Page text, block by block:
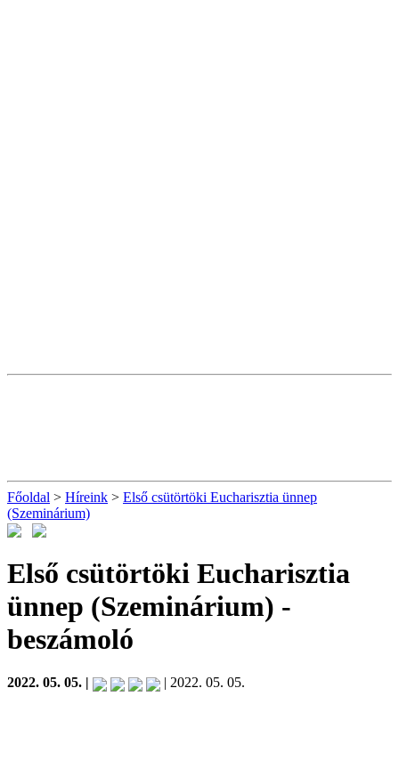
Főoldal > Híreink > Első csütörtöki Eucharisztia ünnep
(Szeminárium)
Első csütörtöki Eucharisztia
ünnep (Szeminárium) -
beszámoló
2022. 05. 05. | | 2022. 05. 05.